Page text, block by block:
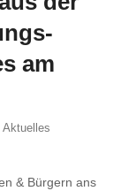
am
Aktuelles
& Bürgern ans